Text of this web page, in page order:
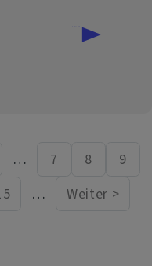
… Seite
7 Seite
8 9
Seite… Nächste
Weiter >